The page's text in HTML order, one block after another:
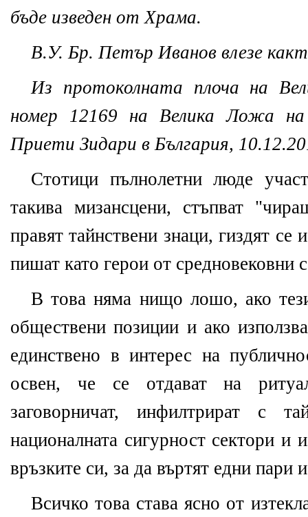
бъде изведен от Храма.
В.У. Бр. Петър Иванов влезе
Из протоколната плоча на
номер 12169 на Велика Ложа
Приети Зидари в България,
Стотици пълнолетни люде
такива мизансцени, стъпват
правят тайнствени знаци, гиздят се
пишат като герои от средновековни
В това няма нищо лошо, ако
обществени позиции и ако
единствено в интерес на
освен, че се отдават на
заговорничат, инфилтрират с
националната сигурност сектори и
връзките си, за да въртят едни пари
Всичко това става ясно от